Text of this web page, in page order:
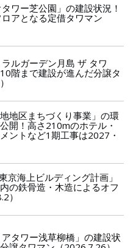
ワー芝公園」の建設状況！
アとなる定借タワマン
ルガーデン月島 ザ タワ
階まで建設が進んだ分譲タ
地区まちづくり事業」の環
開！高さ210mのホテル・
ントなど1期工事は2027・
京海上ビルディング計画」
の鉄骨造・木造によるオフ
）
タワー浅草柳橋」の建設状